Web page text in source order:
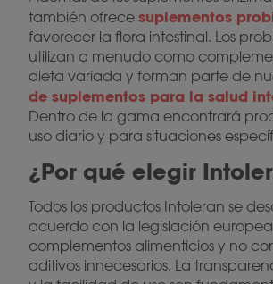
también ofrece suplementos
favorecer la flora intestinal. Los
utilizan a menudo como
dieta variada y forman parte de
de suplementos para la salud
Dentro de la gama encontrará
uso diario y para situaciones
¿Por qué elegir
Todos los productos Intoleran se
acuerdo con la legislación
complementos alimenticios y no
aditivos innecesarios. La